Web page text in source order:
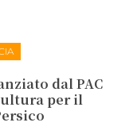
dal PAC
per il